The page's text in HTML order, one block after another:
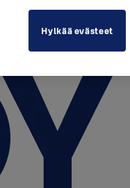
Hylkää evästeet